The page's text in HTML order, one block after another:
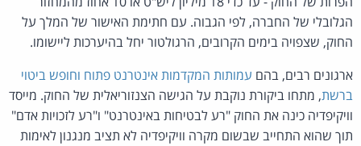
הגלובלי של החברה, לפי הגבוה. עם חתימת האישור של המלך על
החוק, שצפויה בימים הקרובים, הרגולטור יחל בהיערכות ליישומו.
ארגונים רבים, בהם עמותות המקדמות אינטרנט פתוח וחופש ביטוי
ברשת, מתחו ביקורת נוקבת על הגישה הצנזוריאלית של החוק. מייסד
וויקיפדיה כינה את החוק "רע לבטיחות באינטרנט" ו"רע לזכויות אדם"
תוך שהוא התחייב שבשום מקרה וויקיפדיה לא תציב מנגנון לאימות